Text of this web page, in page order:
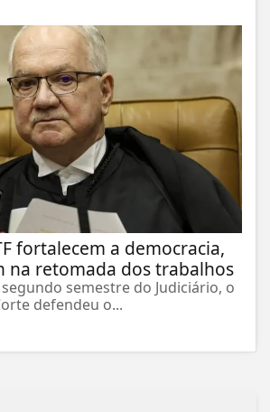
fortalecem a democracia,
na retomada dos trabalhos
semestre do Judiciário, o
defendeu o...